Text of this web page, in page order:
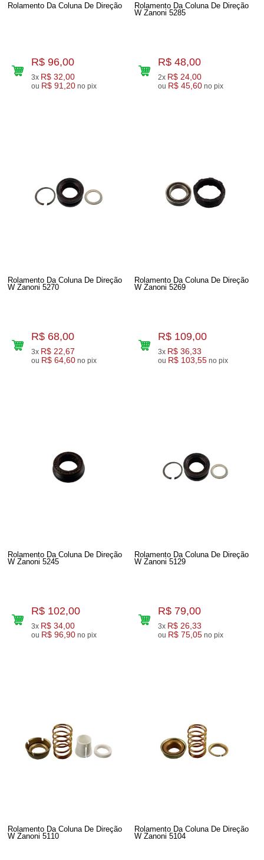
Rolamento Da Coluna De Direção
R$ 96,00
3x R$ 32,00
ou R$ 91,20 no pix
Rolamento Da Coluna De Direção
W Zanoni 5285
R$ 48,00
2x R$ 24,00
ou R$ 45,60 no pix
Rolamento Da Coluna De Direção
W Zanoni 5270
R$ 68,00
3x R$ 22,67
ou R$ 64,60 no pix
Rolamento Da Coluna De Direção
W Zanoni 5269
R$ 109,00
3x R$ 36,33
ou R$ 103,55 no pix
Rolamento Da Coluna De Direção
W Zanoni 5245
R$ 102,00
3x R$ 34,00
ou R$ 96,90 no pix
Rolamento Da Coluna De Direção
W Zanoni 5129
R$ 79,00
3x R$ 26,33
ou R$ 75,05 no pix
Rolamento Da Coluna De Direção
W Zanoni 5110
Rolamento Da Coluna De Direção
W Zanoni 5104